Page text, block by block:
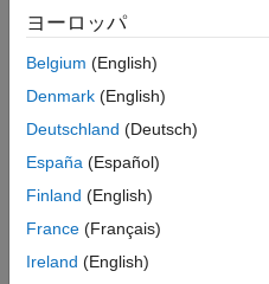
設定
要件
MATLAB から Python を呼び出
ールされている必要があります。
構成
Python インタープリターの設定
ヨーロッパ
Belgium (English)
Denmark (English)
Deutschland (Deutsch)
España (Español)
Finland (English)
France (Français)
Ireland (English)